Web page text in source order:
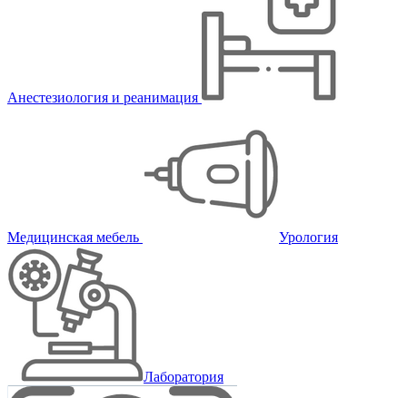
Анестезиология и реанимация
Медицинская мебель Урология
Лаборатория